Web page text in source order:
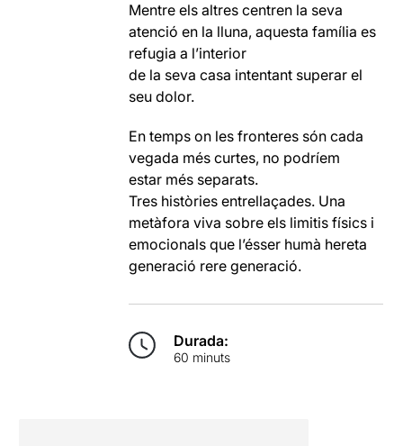
Mentre els altres centren la seva
atenció en la lluna, aquesta família es
refugia a l’interior
de la seva casa intentant superar el
seu dolor.
En temps on les fronteres són cada
vegada més curtes, no podríem
estar més separats.
Tres històries entrellaçades. Una
metàfora viva sobre els limitis físics i
emocionals que l’ésser humà hereta
generació rere generació.
Durada:
60 minuts